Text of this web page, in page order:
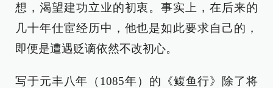
想，渴望建功立业的初衷。事实上，在后来的
几十年仕宦经历中，他也是如此要求自己的，
即便是遭遇贬谪依然不改初心。
写于元丰八年（1085年）的《鳆鱼行》除了将